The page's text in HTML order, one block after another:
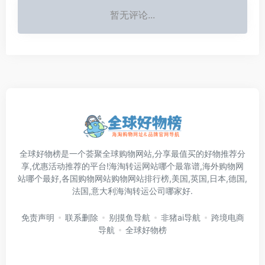
暂无评论...
全球好物榜是一个荟聚全球购物网站,分享最值买的好物推荐分
享,优惠活动推荐的平台!海淘转运网站哪个最靠谱,海外购物网
站哪个最好,各国购物网站购物网站排行榜,美国,英国,日本,德国,
法国,意大利海淘转运公司哪家好.
免责声明 联系删除 别摸鱼导航 非猪ai导航
跨境电商
导航
全球好物榜